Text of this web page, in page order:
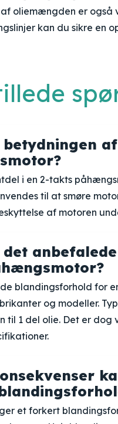
oliemængden er også
kan du sikre en
betydningen
i en 2-takts
til at smøre
af motoren
det
blandingsforhold for
og modeller.
til 1 del olie. Det er
et forkert